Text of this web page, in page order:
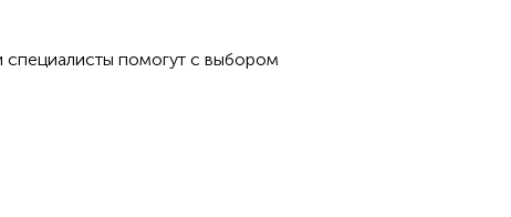
помогут с выбором